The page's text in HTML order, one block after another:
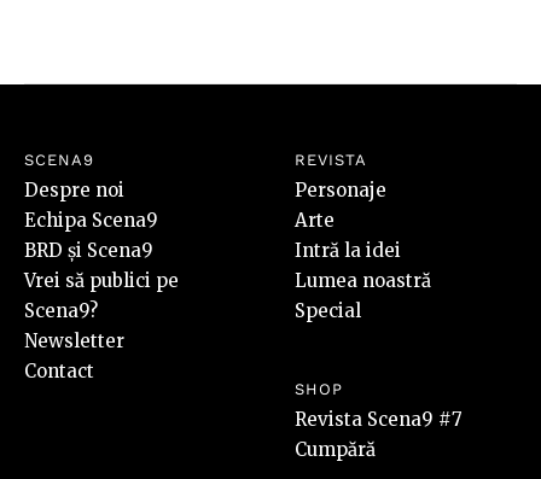
SCENA9
Despre noi
Echipa Scena9
BRD și Scena9
Vrei să publici pe
Scena9?
Newsletter
Contact
REVISTA
Personaje
Arte
Intră la idei
Lumea noastră
Special
SHOP
Revista Scena9 #7
Cumpără